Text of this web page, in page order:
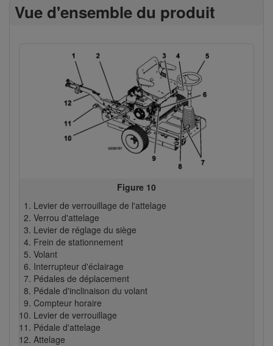
Vue d'ensemble du produit
Figure 10
Levier de verrouillage de l'attelage
Verrou d'attelage
Levier de réglage du siège
Frein de stationnement
Volant
Interrupteur d'éclairage
Pédales de déplacement
Pédale d'inclinaison du volant
Compteur horaire
Levier de verrouillage
Pédale d'attelage
Attelage